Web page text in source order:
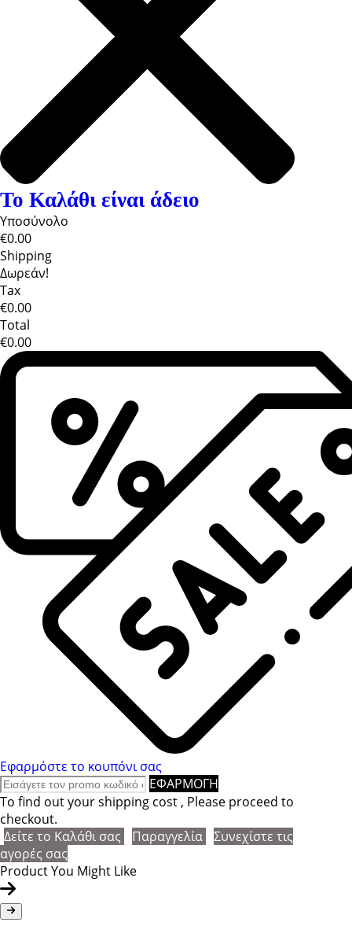
Το Καλάθι είναι άδειο
Υποσύνολο
€0.00
Shipping
Δωρεάν!
Tax
€0.00
Total
€0.00
Εφαρμόστε το κουπόνι σας
ΕΦΑΡΜΟΓΗ
To find out your shipping cost , Please proceed to
checkout.
Δείτε το Καλάθι σας
Παραγγελία
Συνεχίστε τις
αγορές σας
Product You Might Like